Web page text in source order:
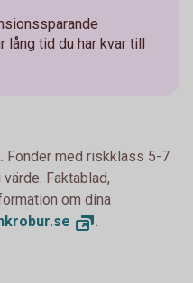
lång tid du har kvar till
Fonder med riskklass 5-7
Faktablad,
om dina
se .